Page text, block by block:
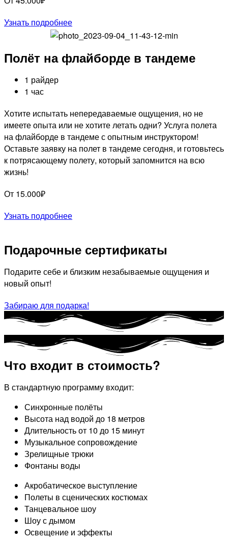
Узнать подробнее
Полёт на флайборде в тандеме
1 райдер
1 час
Хотите испытать непередаваемые ощущения, но не
имеете опыта или не хотите летать одни? Услуга полета
на флайборде в тандеме с опытным инструктором!
Оставьте заявку на полет в тандеме сегодня, и готовьтесь
к потрясающему полету, который запомнится на всю
жизнь!
От 15.000₽
Узнать подробнее
Подарочные сертификаты
Подарите себе и близким незабываемые ощущения и
новый опыт!
Забираю для подарка!
Что входит в стоимость?
В стандартную программу входит:
Синхронные полёты
Высота над водой до 18 метров
Длительность от 10 до 15 минут
Музыкальное сопровождение
Зрелищные трюки
Фонтаны воды​
Акробатическое выступление
Полеты в сценических костюмах
Танцевальное шоу
Шоу с дымом
Освещение и эффекты